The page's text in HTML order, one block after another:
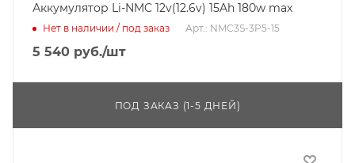
Аккумулятор Li-NMC 12v(12.6v) 15Ah 180w max
Нет в наличии / под заказ Арт.: NMC3S-3P5-15
5 540 руб./шт
ПОД ЗАКАЗ (1-5 ДНЕЙ)